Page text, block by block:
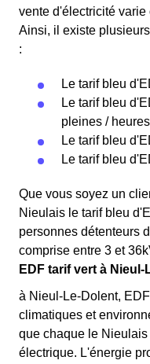
vente d'électricité
Ainsi, il existe
:
Le tarif bleu
Le tarif bleu
pleines /
Le tarif bleu
Le tarif bleu
Que vous soyez un
Nieulais le tarif bleu
personnes détenteurs
comprise entre 3 et
EDF tarif vert à Nieul-
à Nieul-Le-Dolent,
climatiques et
que chaque le
électrique. L'énergie